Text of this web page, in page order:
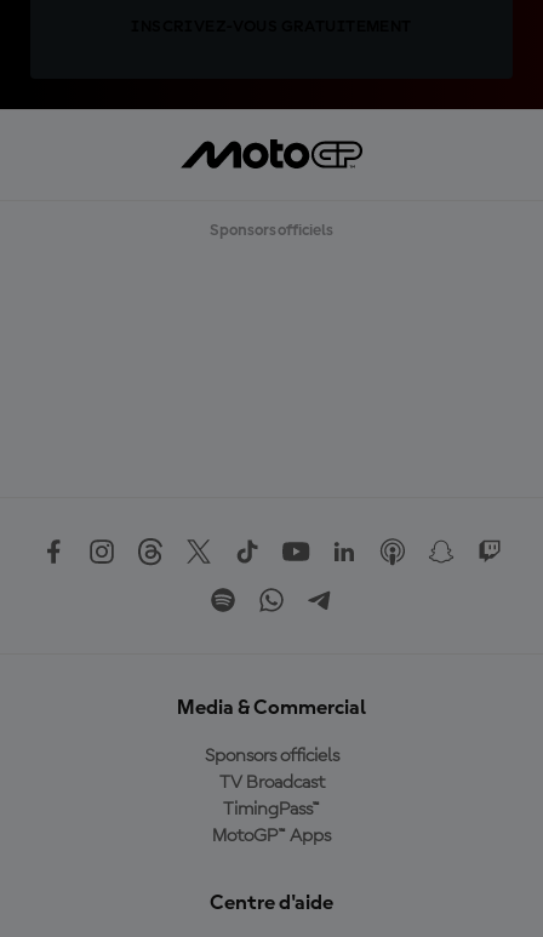
Sponsors officiels
Media & Commercial
Sponsors officiels
TV Broadcast
TimingPass™
MotoGP™ Apps
Centre d'aide